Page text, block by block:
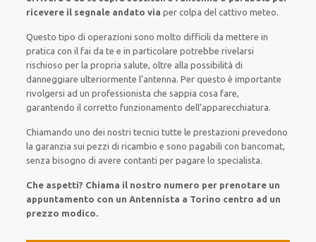
ricevere il segnale andato via per colpa del cattivo meteo.
Questo tipo dioperazioni sono molto difficili damettere in
pratica con il fai da teein particolare potrebberivelarsi
rischioso per la propria salute, oltre alla possibilità di
danneggiare ulteriormente l’antenna. Per questo è importante
rivolgersi ad unprofessionista che sappiacosa fare,
garantendo ilcorretto funzionamento dell’apparecchiatura.
Chiamando uno dei nostritecnici tutte le prestazioni prevedono
la garanzia sui pezzi di ricambio e sono pagabili con bancomat,
senza bisogno di avere contanti per pagare lo specialista.
Che aspetti? Chiama il nostro numero per prenotare un
appuntamento con un Antennista a Torino centro ad un
prezzo modico.